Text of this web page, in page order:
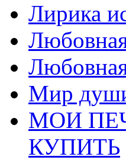
Лирика
Мир
МОИ
КУПИТЬ